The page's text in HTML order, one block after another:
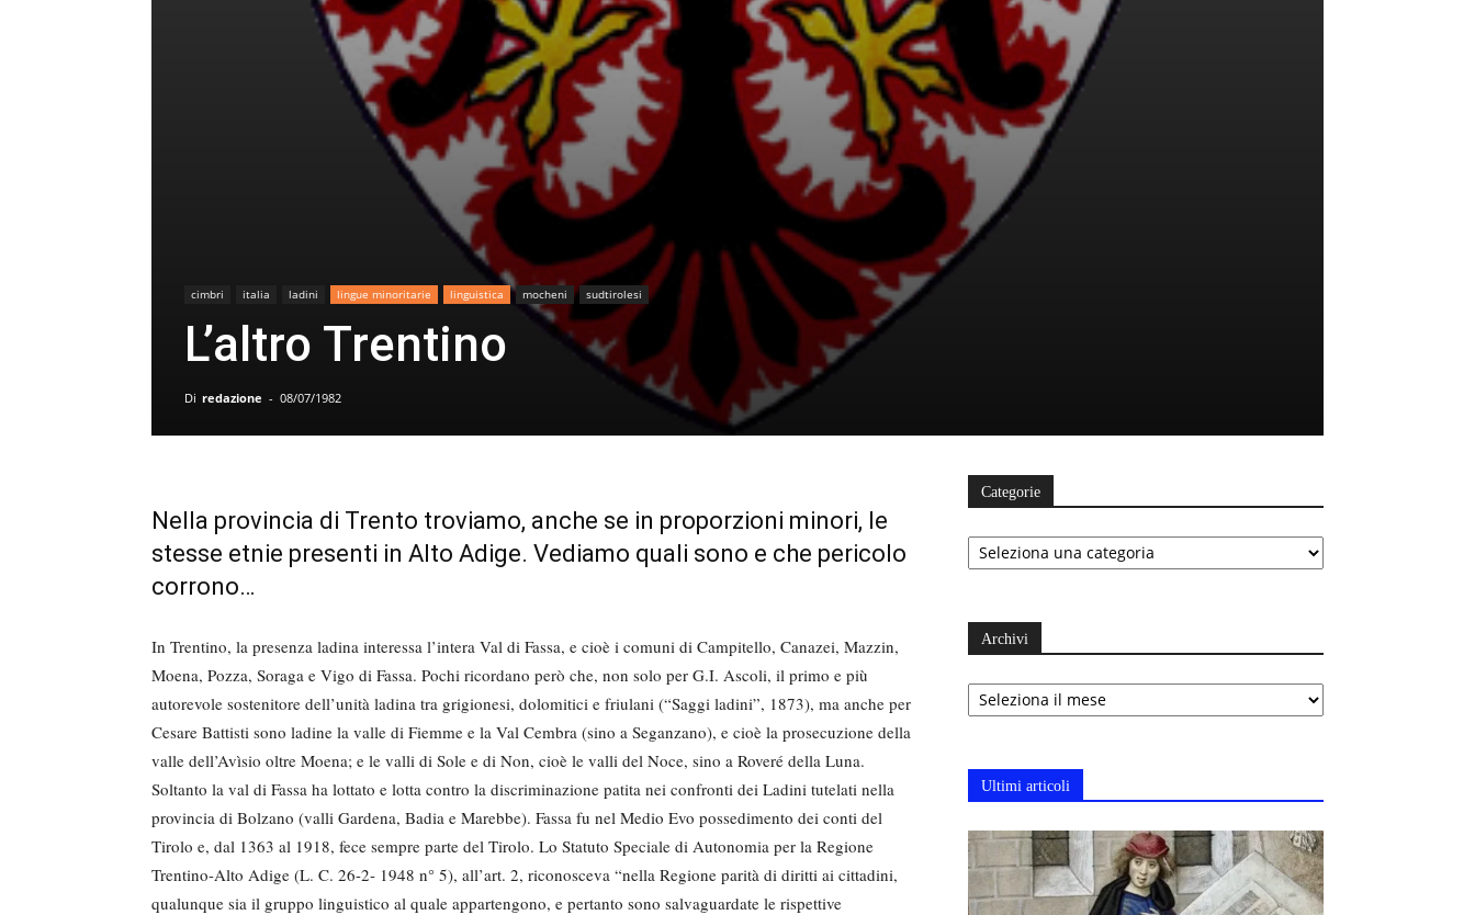
cimbri italia ladini lingue minoritarie linguistica mocheni sudtirolesi
L’altro Trentino
Di redazione - 08/07/1982
Nella provincia di Trento troviamo, anche se in proporzioni minori, le
stesse etnie presenti in Alto Adige. Vediamo quali sono e che pericolo
corrono…
In Trentino, la presenza ladina interessa l’intera Val di Fassa, e cioè i comuni di Campitello, Canazei, Mazzin,
Moena, Pozza, Soraga e Vigo di Fassa. Pochi ricordano però che, non solo per G.I. Ascoli, il primo e più
autorevole sostenitore dell’unità ladina tra grigionesi, dolomitici e friulani (“Saggi ladini”, 1873), ma anche per
Cesare Battisti sono ladine la valle di Fiemme e la Val Cembra (sino a Seganzano), e cioè la prosecuzione della
valle dell’Avìsio oltre Moena; e le valli di Sole e di Non, cioè le valli del Noce, sino a Roveré della Luna.
Soltanto la val di Fassa ha lottato e lotta contro la discriminazione patita nei confronti dei Ladini tutelati nella
provincia di Bolzano (valli Gardena, Badia e Marebbe). Fassa fu nel Medio Evo possedimento dei conti del
Tirolo e, dal 1363 al 1918, fece sempre parte del Tirolo. Lo Statuto Speciale di Autonomia per la Regione
Trentino-Alto Adige (L. C. 26-2- 1948 n° 5), all’art. 2, riconosceva “nella Regione parità di diritti ai cittadini,
qualunque sia il gruppo linguistico al quale appartengono, e pertanto sono salvaguardate le rispettive
Categorie
Categorie
Archivi
Archivi
Ultimi articoli